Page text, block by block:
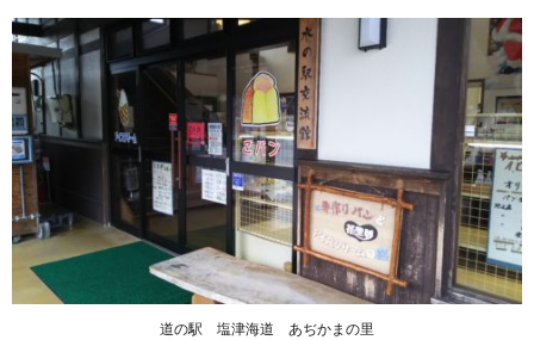
道の駅 塩津海道 あぢかまの里